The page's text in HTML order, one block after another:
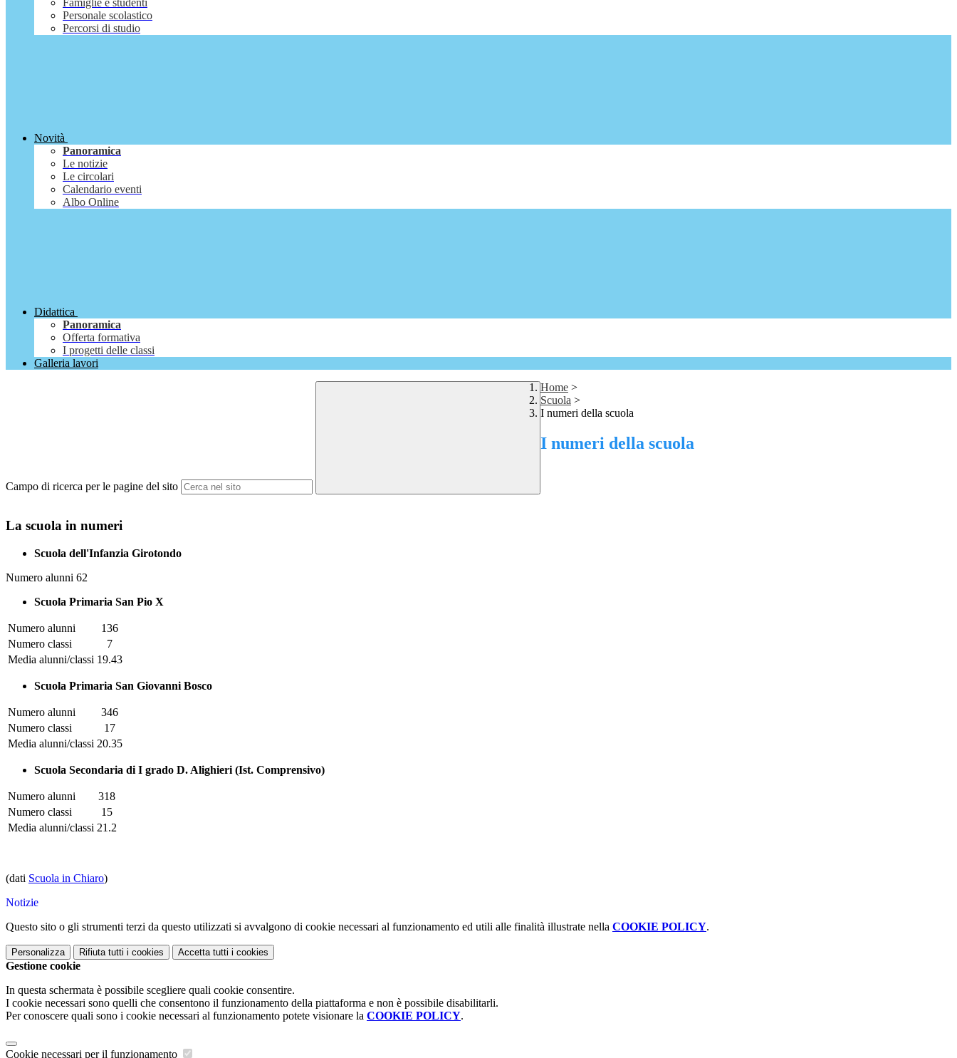
Famiglie e studenti
Personale scolastico
Percorsi di studio
Novità
Panoramica
Le notizie
Le circolari
Calendario eventi
Albo Online
Didattica
Panoramica
Offerta formativa
I progetti delle classi
Galleria lavori
Campo di ricerca per le pagine del sito
Home >
Scuola >
I numeri della scuola
I numeri della scuola
La scuola in numeri
Scuola dell'Infanzia Girotondo
Numero alunni 62
Scuola Primaria San Pio X
Numero alunni
136
Numero classi
7
Media alunni/classi 19.43
Scuola Primaria San Giovanni Bosco
Numero alunni
346
Numero classi
17
Media alunni/classi 20.35
Scuola Secondaria di I grado D. Alighieri (Ist. Comprensivo)
Numero alunni
318
Numero classi
15
Media alunni/classi 21.2
(dati Scuola in Chiaro)
Notizie
Questo sito o gli strumenti terzi da questo utilizzati si avvalgono di cookie necessari al funzionamento ed utili alle finalità illustrate nella COOKIE POLICY.
Personalizza Rifiuta tutti i cookies Accetta tutti i cookies
Gestione cookie
In questa schermata è possibile scegliere quali cookie consentire.
I cookie necessari sono quelli che consentono il funzionamento della piattaforma e non è possibile disabilitarli.
Per conoscere quali sono i cookie necessari al funzionamento potete visionare la COOKIE POLICY.
Cookie necessari per il funzionamento